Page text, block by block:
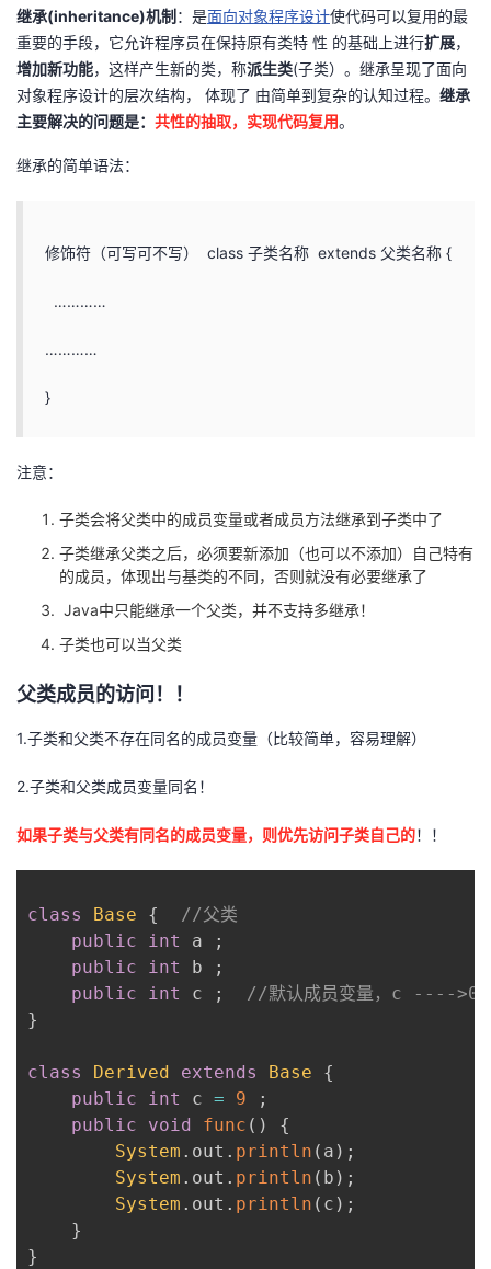
继承(inheritance)机制 ：是面向对象程序设计使代码可以复用的最
重要的手段，它允许程序员在保持原有类特 性 的基础上进行扩展，
增加新功能，这样产生新的类，称派生类(子类）。继承呈现了面向
对象程序设计的层次结构， 体现了 由简单到复杂的认知过程。 继承
主要解决的问题是： 共性的抽取，实现代码复用。
继承的简单语法：
修饰符（可写可不写） class 子类名称 extends 父类名称 {
…………
…………
}
注意：
子类会将父类中的成员变量或者成员方法继承到子类中了
子类继承父类之后，必须要新添加（也可以不添加）自己特有
的成员，体现出与基类的不同，否则就没有必要继承了
Java中只能继承一个父类，并不支持多继承！
子类也可以当父类
父类成员的访问！！
1.子类和父类不存在同名的成员变量（比较简单，容易理解）
2.子类和父类成员变量同名！
如果子类与父类有同名的成员变量，则优先访问子类自己的！！
class Base {
//父类
public
int a
;
public
int b
;
public
int c ;
//默认成员变量，c ---->0
}
class Derived extends Base
{
public
int c = 9
;
public
void func ( )
{
System . out . println ( a ) ;
System . out . println ( b ) ;
System . out . println ( c ) ;
}
}